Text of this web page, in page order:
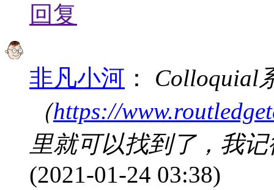
回复
非凡小河 ：
Colloquial
（https://
里就可以找到了，我
(2021-01-24 03:38)